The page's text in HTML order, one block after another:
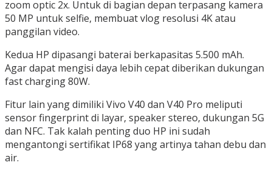
zoom optic 2x. Untuk di bagian depan terpasang kamera
50 MP untuk selfie, membuat vlog resolusi 4K atau
panggilan video.
Kedua HP dipasangi baterai berkapasitas 5.500 mAh.
Agar dapat mengisi daya lebih cepat diberikan dukungan
fast charging 80W.
Fitur lain yang dimiliki Vivo V40 dan V40 Pro meliputi
sensor fingerprint di layar, speaker stereo, dukungan 5G
dan NFC. Tak kalah penting duo HP ini sudah
mengantongi sertifikat IP68 yang artinya tahan debu dan
air.